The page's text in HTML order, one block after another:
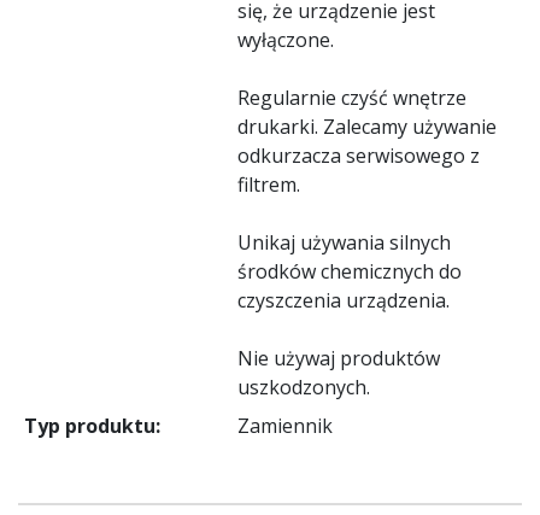
się, że urządzenie jest
wyłączone.
Regularnie czyść wnętrze
drukarki. Zalecamy używanie
odkurzacza serwisowego z
filtrem.
Unikaj używania silnych
środków chemicznych do
czyszczenia urządzenia.
Nie używaj produktów
uszkodzonych.
Typ produktu:
Zamiennik